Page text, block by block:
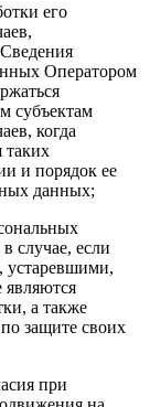
его
Оператором
субъектам
когда
таких
и порядок ее
данных;
случае, если
устаревшими,
а также
защите своих
при